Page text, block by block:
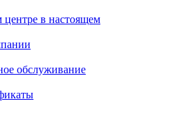
в настоящем
обслуживание